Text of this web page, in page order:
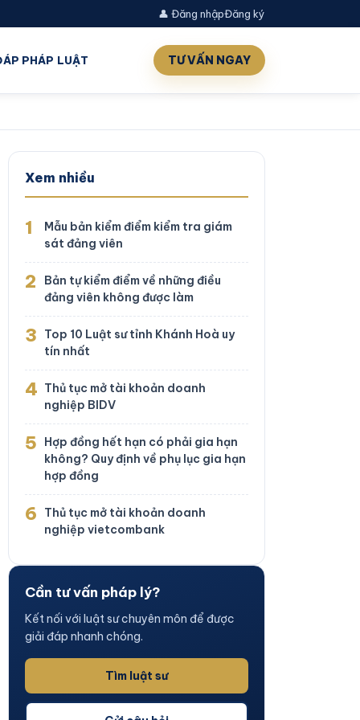
👤 Đăng nhậpĐăng ký
PHÁP LUẬT TƯ VẤN NGAY
Xem nhiều
1
Mẫu bản kiểm điểm kiểm tra giám
sát đảng viên
2
Bản tự kiểm điểm về những điều
đảng viên không được làm
3
Top 10 Luật sư tỉnh Khánh Hoà uy
tín nhất
4 Thủ tục mở tài khoản doanh
nghiệp BIDV
5
Hợp đồng hết hạn có phải gia hạn
không? Quy định về phụ lục gia hạn
hợp đồng
6
Thủ tục mở tài khoản doanh
nghiệp vietcombank
Cần tư vấn pháp lý?
Kết nối với luật sư chuyên môn để được
giải đáp nhanh chóng.
Tìm luật sư